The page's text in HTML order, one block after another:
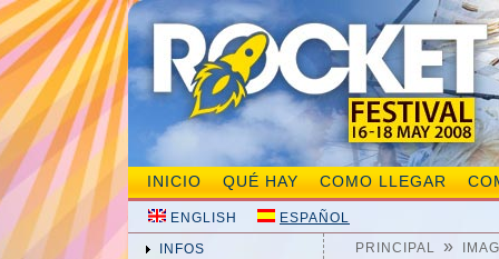
INICIO QUÉ HAY COMO LLEGAR
ENGLISH ESPAÑOL
INFOS
PRINCIPAL »